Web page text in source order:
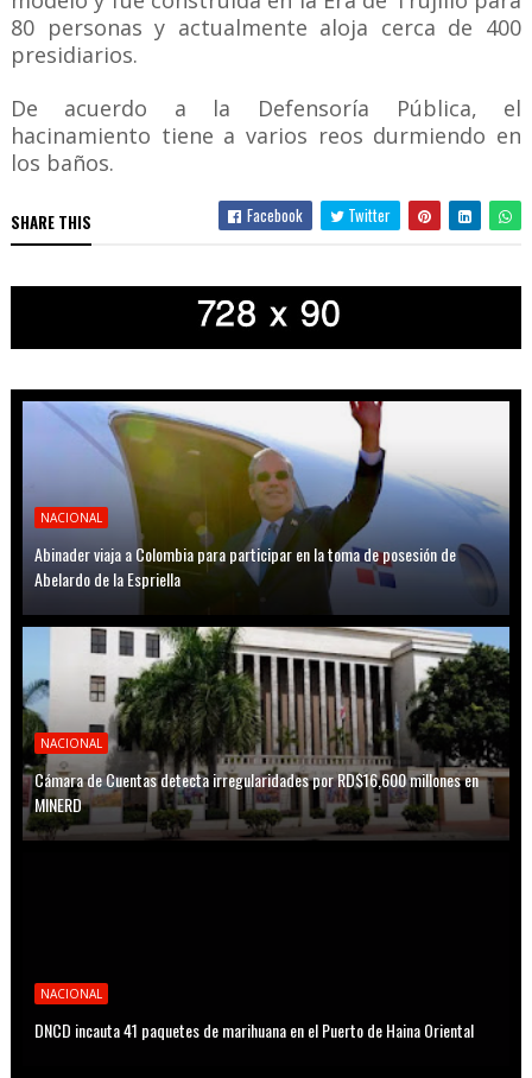
80 personas y actualmente aloja cerca de 400
presidiarios.
De acuerdo a la Defensoría Pública, el
hacinamiento tiene a varios reos durmiendo en
los baños.
SHARE THIS Facebook Twitter
NACIONAL
Abinader viaja a Colombia para participar en la toma de posesión de
Abelardo de la Espriella
NACIONAL
Cámara de Cuentas detecta irregularidades por RD$16,600 millones en
MINERD
NACIONAL
DNCD incauta 41 paquetes de marihuana en el Puerto de Haina Oriental